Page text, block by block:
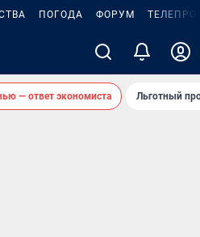
ПОГОДА ФОРУМ
— ответ экономиста Льготный